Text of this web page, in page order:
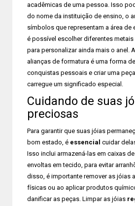
acadêmicas de uma pessoa. Isso
do nome da instituição de ensino, o
símbolos que representam a área de
é possível escolher diferentes
para personalizar ainda mais o anel.
alianças de formatura é uma forma
conquistas pessoais e criar uma
carregue um significado especial.
Cuidando de suas
preciosas
Para garantir que suas jóias
bom estado, é essencial cuidar
Isso inclui armazená-las em caixas
envoltas em tecido, para evitar
disso, é importante remover as jóias
físicas ou ao aplicar produtos
danificar as peças. Limpar as jóias